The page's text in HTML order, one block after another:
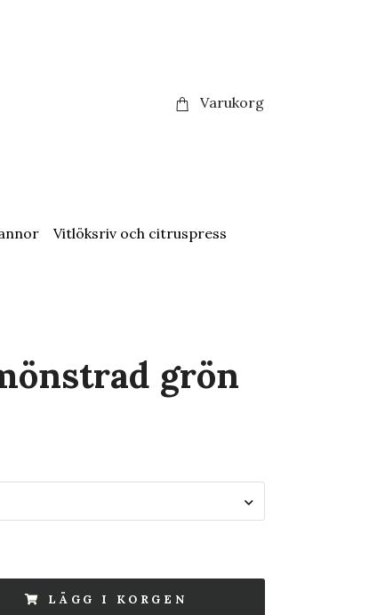
Varukorg
Vitlöksriv och citruspress
grön
LÄGG I KORGEN